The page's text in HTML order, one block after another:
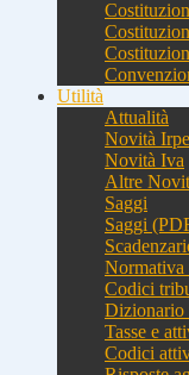
Utilità
Attualità
Novità
Novità Iva
Altre
Saggi
Saggi
Normativa
Codici
Dizionario
Tasse e
Codici